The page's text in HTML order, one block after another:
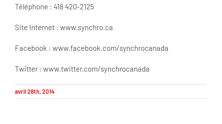
Téléphone : 418 420-2125
Site Internet : www.synchro.ca
Facebook : www.facebook.com/synchrocanada
Twitter : www.twitter.com/synchrocanada
avril 26th, 2014